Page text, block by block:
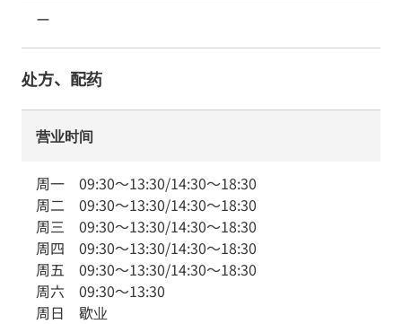
ー
处方、配药
营业时间
周一 09:30～13:30/14:30～18:30
周二 09:30～13:30/14:30～18:30
周三 09:30～13:30/14:30～18:30
周四 09:30～13:30/14:30～18:30
周五 09:30～13:30/14:30～18:30
周六 09:30～13:30
周日 歇业